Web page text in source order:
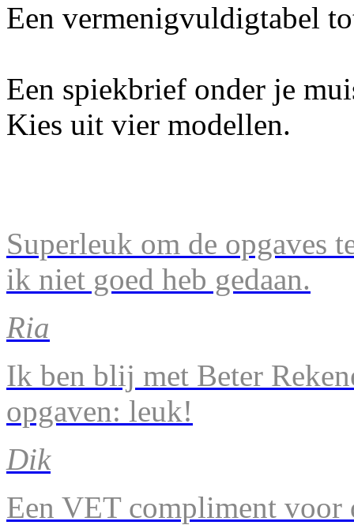
Een vermenigvuldigtabel
Een spiekbrief onder je
Kies uit vier modellen.
Superleuk om de opgaves
ik niet goed heb gedaan.
Ria
Ik ben blij met Beter
opgaven: leuk!
Dik
Een VET compliment voor